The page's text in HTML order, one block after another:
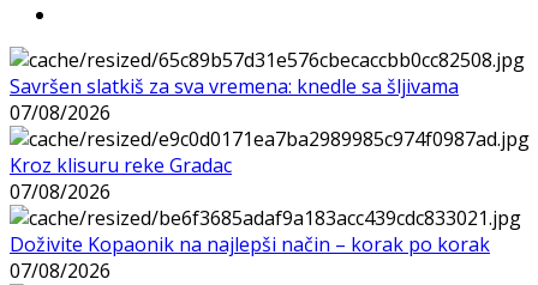
Savršen slatkiš za sva vremena: knedle sa šljivama
07/08/2026
Kroz klisuru reke Gradac
07/08/2026
Doživite Kopaonik na najlepši način – korak po korak
07/08/2026